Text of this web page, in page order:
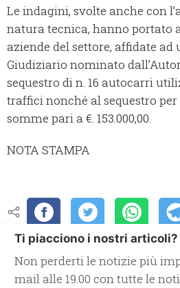
Le indagini, svolte anche con
natura tecnica, hanno portato
aziende del settore, affidate
Giudiziario nominato
sequestro di n. 16 autocarri
traffici nonché al sequestro
somme pari a €. 153.000,00.
NOTA STAMPA
Ti piacciono i nostri articoli?
Non perderti le notizie più
mail alle 19.00 con tutte le